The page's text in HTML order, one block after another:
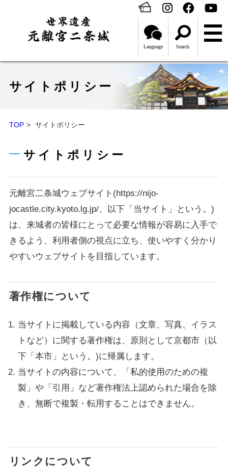
Language Search
サイトポリシー
TOP サイトポリシー
サイトポリシー
元離宮二条城ウェブサイト(https://nijo-
jocastle.city.kyoto.lg.jp/、以下「当サイト」という。)
は、来城者の皆様にとって必要な情報が容易に入手で
きるよう、利用者側の視点に立ち、使いやすく分かり
やすいウェブサイトを目指しています。
著作権について
当サイトに掲載している内容（文章、写真、イラス
トなど）に関する著作権は、原則として京都市（以
下「本市」という。)に帰属します。
当サイトの内容について、「私的使用のための複
製」や「引用」など著作権法上認められた場合を除
き、無断で複製・転用することはできません。
リンクについて